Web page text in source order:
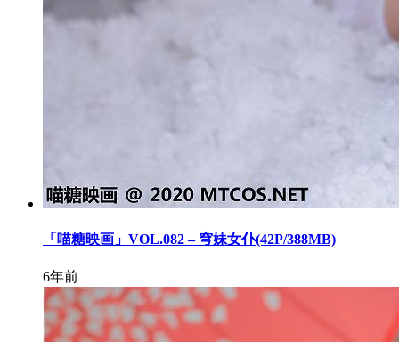
「喵糖映画」VOL.082 – 穹妹女仆(42P/388MB)
6年前